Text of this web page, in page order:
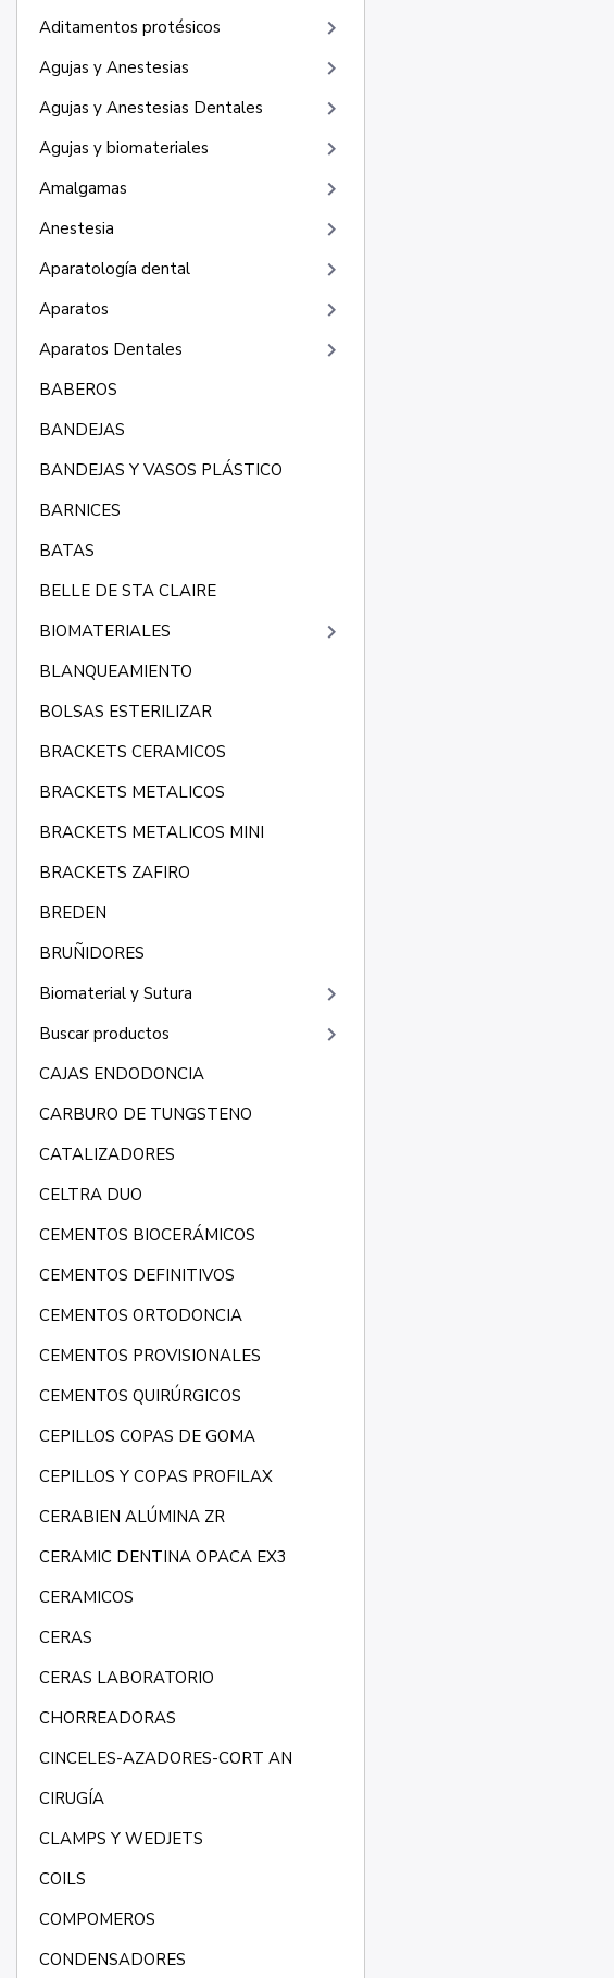
Aditamentos protésicos
keyboard_arrow_right
Agujas y Anestesias keyboard_arrow_right
Agujas y Anestesias Dentales keyboard_arrow_right
Agujas y biomateriales keyboard_arrow_right
Amalgamas keyboard_arrow_right
Anestesia keyboard_arrow_right
Aparatología dental keyboard_arrow_right
Aparatos keyboard_arrow_right
Aparatos Dentales keyboard_arrow_right
BABEROS
BANDEJAS
BANDEJAS Y VASOS PLÁSTICO
BARNICES
BATAS
BELLE DE STA CLAIRE
BIOMATERIALES
keyboard_arrow_right
BLANQUEAMIENTO
BOLSAS ESTERILIZAR
BRACKETS CERAMICOS
BRACKETS METALICOS
BRACKETS METALICOS MINI
BRACKETS ZAFIRO
BREDEN
BRUÑIDORES
Biomaterial y Sutura
keyboard_arrow_right
Buscar productos keyboard_arrow_right
CAJAS ENDODONCIA
CARBURO DE TUNGSTENO
CATALIZADORES
CELTRA DUO
CEMENTOS BIOCERÁMICOS
CEMENTOS DEFINITIVOS
CEMENTOS ORTODONCIA
CEMENTOS PROVISIONALES
CEMENTOS QUIRÚRGICOS
CEPILLOS COPAS DE GOMA
CEPILLOS Y COPAS PROFILAX
CERABIEN ALÚMINA ZR
CERAMIC DENTINA OPACA EX3
CERAMICOS
CERAS
CERAS LABORATORIO
CHORREADORAS
CINCELES-AZADORES-CORT AN
CIRUGÍA
CLAMPS Y WEDJETS
COILS
COMPOMEROS
CONDENSADORES